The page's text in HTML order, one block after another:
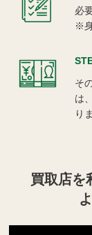
必
※
そ
は
り
買取店を